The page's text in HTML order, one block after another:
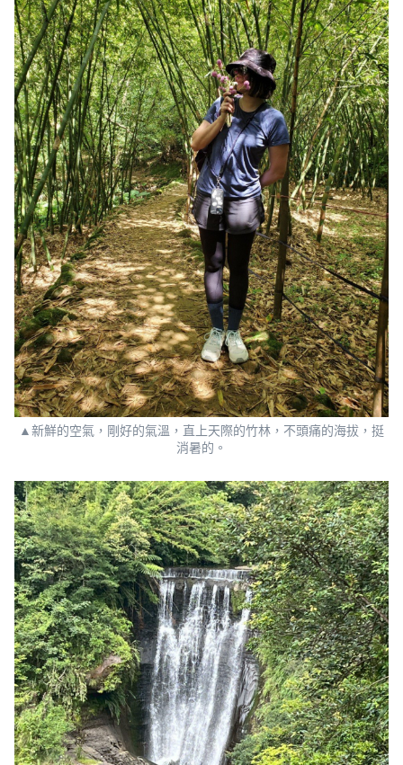
▲新鮮的空氣，剛好的氣溫，直上天際的竹林，不頭痛的海拔，挺
消暑的。